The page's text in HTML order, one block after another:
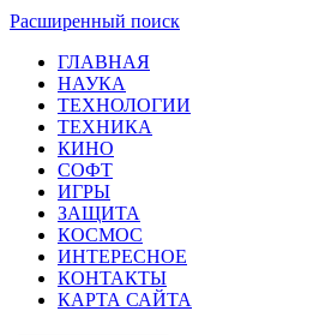
Расширенный поиск
ГЛАВНАЯ
НАУКА
ТЕХНОЛОГИИ
ТЕХНИКА
КИНО
СОФТ
ИГРЫ
ЗАЩИТА
КОСМОС
ИНТЕРЕСНОЕ
КОНТАКТЫ
КАРТА САЙТА